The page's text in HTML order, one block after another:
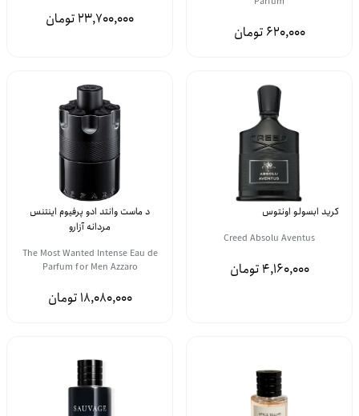
620,000
23,700,000
کرید ابسولو اونتوس
Creed Absolu Aventus
4,160,000
د ماست وانتد ادو پرفیوم اینتنس
مردانه آزارو
The Most Wanted Intense Eau de
Parfum for Men Azzaro
18,080,000